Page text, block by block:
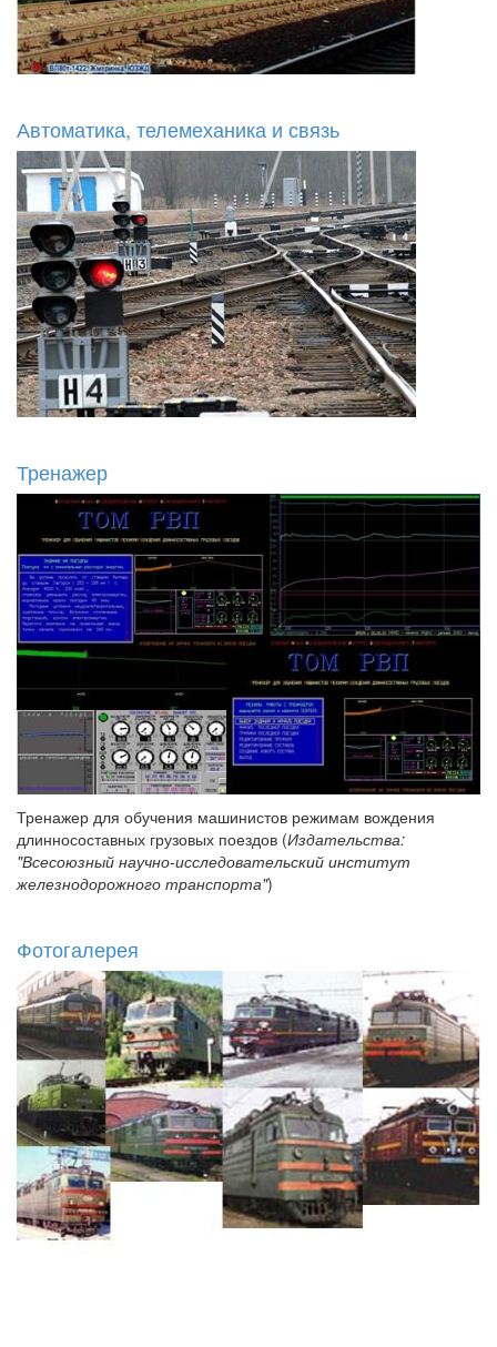
Автоматика, телемеханика и связь
Тренажер
Тренажер для обучения машинистов режимам вождения
длинносоставных грузовых поездов (Издательства:
"Всесоюзный научно-исследовательский институт
железнодорожного транспорта")
Фотогалерея